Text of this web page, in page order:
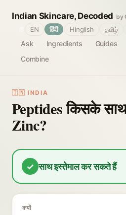
Indian Skincare, Decoded by
Ask Ingredients Guides
Combine
EN हिंदी Hinglish தமிழ்
🇮🇳 INDIA
Peptides किसके
Zinc?
✓ साथ इस्तेमाल कर सकते हैं
क्यों